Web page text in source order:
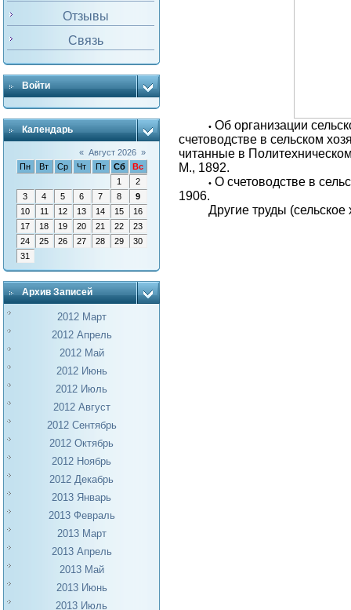
Отзывы
Связь
Войти
Календарь
« Август 2026 »
Пн
Вт Ср Чт Пт Сб
Вс
1
2
3
4 5 6 7 8
9
10
11 12 13 14 15
16
17
18 19 20 21 22
23
24
25 26 27 28 29
30
31
Архив Записей
2012 Март
2012 Апрель
2012 Май
2012 Июнь
2012 Июль
2012 Август
2012 Сентябрь
2012 Октябрь
2012 Ноябрь
2012 Декабрь
2013 Январь
2013 Февраль
2013 Март
2013 Апрель
2013 Май
2013 Июнь
2013 Июль
• Об организации
счетоводстве в сельском
читанные в
М., 1892.
• О счетоводстве в
1906.
Другие труды (сельское